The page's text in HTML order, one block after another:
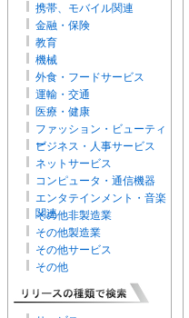
携帯、モバイル関連
金融・保険
教育
機械
外食・フードサービス
運輸・交通
医療・健康
ファッション・ビューティ
ー
ビジネス・人事サービス
ネットサービス
コンピュータ・通信機器
エンタテインメント・音楽
関連
その他非製造業
その他製造業
その他サービス
その他